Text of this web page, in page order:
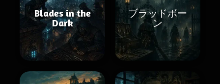
Blades in the
Dark
ブラッドボー
ン